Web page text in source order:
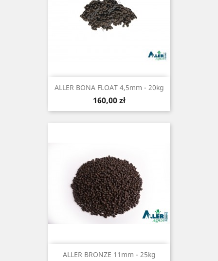
ALLER BONA FLOAT 4,5mm - 20kg
Cena
160,00 zł
ALLER BRONZE 11mm - 25kg